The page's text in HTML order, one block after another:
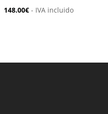
148.00€ - IVA incluido